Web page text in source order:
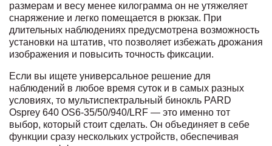
размерам и весу менее килограмма он не утяжеляет
снаряжение и легко помещается в рюкзак. При
длительных наблюдениях предусмотрена возможность
установки на штатив, что позволяет избежать дрожания
изображения и повысить точность фиксации.
Если вы ищете универсальное решение для
наблюдений в любое время суток и в самых разных
условиях, то мультиспектральный бинокль PARD
Osprey 640 OS6-35/50/940/LRF — это именно тот
выбор, который стоит сделать. Он объединяет в себе
функции сразу нескольких устройств, обеспечивая